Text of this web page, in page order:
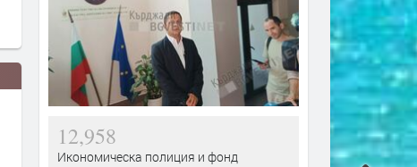
12,958
Икономическа полиция и фонд